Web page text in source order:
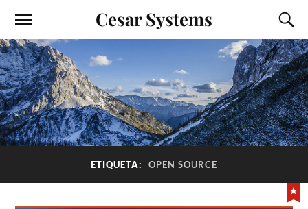
Cesar Systems
ETIQUETA: OPEN SOURCE